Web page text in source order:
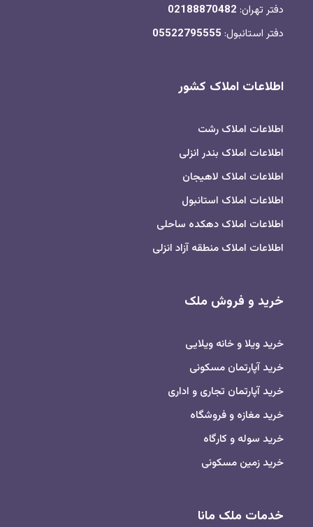
دفتر تهران: 02188870482
دفتر استانبول: 05522795555
اطلاعات املاک کشور
اطلاعات املاک رشت
اطلاعات املاک بندر انزلی
اطلاعات املاک لاهیجان
اطلاعات املاک استانبول
اطلاعات املاک دهکده ساحلی
اطلاعات املاک منطقه آزاد انزلی
خرید و فروش ملک
خرید ویلا و خانه ویلایی
خرید آپارتمان مسکونی
خرید آپارتمان تجاری و اداری
خرید مغازه و فروشگاه
خرید سوله و کارگاه
خرید زمین مسکونی
خدمات ملک مانا